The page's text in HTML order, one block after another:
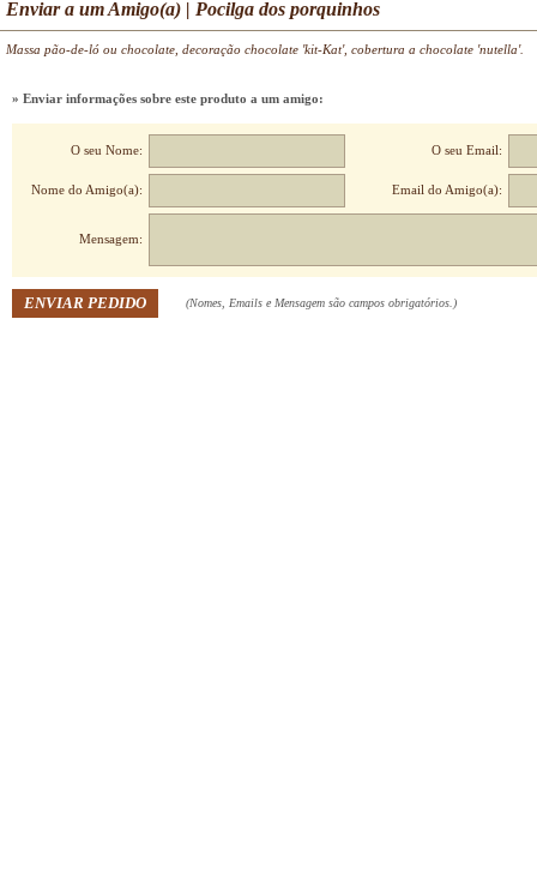
Enviar a um Amigo(a) | Pocilga dos porquinhos
Massa pão-de-ló ou chocolate, decoração chocolate 'kit-Kat', cobertura a chocolate 'nutella'.
» Enviar informações sobre este produto a um amigo:
O seu Nome: O seu Email:
Nome do Amigo(a): Email do Amigo(a):
Mensagem:
(Nomes, Emails e Mensagem são campos obrigatórios.)